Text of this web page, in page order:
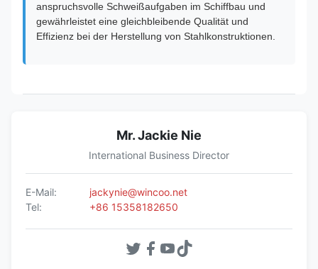
anspruchsvolle Schweißaufgaben im Schiffbau und
gewährleistet eine gleichbleibende Qualität und
Effizienz bei der Herstellung von Stahlkonstruktionen.
Mr. Jackie Nie
International Business Director
E-Mail:
jackynie@wincoo.net
Tel:
+86 15358182650